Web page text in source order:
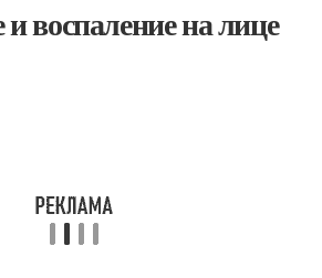
воспаление на лице